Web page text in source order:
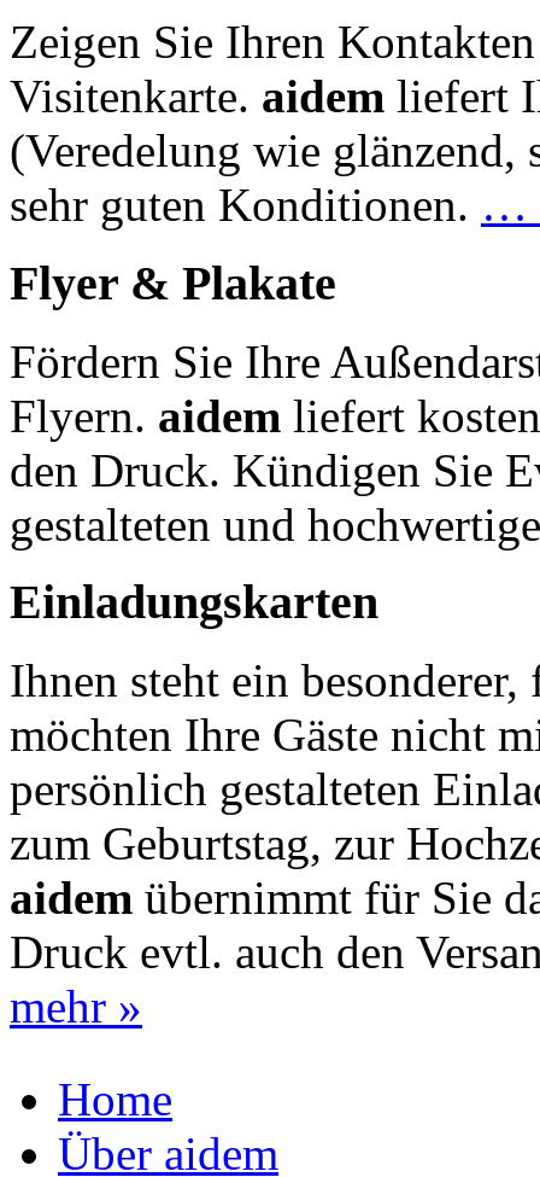
Zeigen Sie Ihren
Visitenkarte. aidem liefert
(Veredelung wie
sehr guten Konditionen. …
Flyer & Plakate
Fördern Sie Ihre
Flyern. aidem liefert
den Druck. Kündigen Sie
gestalteten und
Einladungskarten
Ihnen steht ein
möchten Ihre Gäste nicht
persönlich gestalteten
zum Geburtstag, zur
aidem übernimmt für Sie
Druck evtl. auch den
mehr »
Home
Über aidem